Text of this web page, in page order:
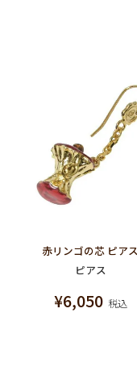
赤リンゴの芯 ピアス
ピアス
¥6,050 税込